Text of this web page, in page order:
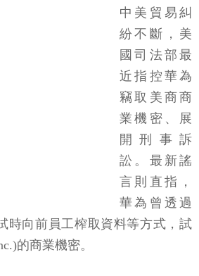
中美貿易糾
紛不斷，美
國司法部最
近指控華為
竊取美商商
業機密、展
開刑事訴
訟。最新謠
言則直指，
華為曾透過
時向前員工榨取資料等方式，試
的商業機密。